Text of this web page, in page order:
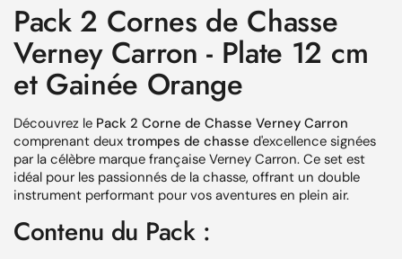
Pack 2 Cornes de Chasse
Verney Carron - Plate 12 cm
et Gainée Orange
Découvrez le Pack 2 Corne de Chasse Verney Carron
comprenant deux trompes de chasse d'excellence signées
par la célèbre marque française Verney Carron. Ce set est
idéal pour les passionnés de la chasse, offrant un double
instrument performant pour vos aventures en plein air.
Contenu du Pack :